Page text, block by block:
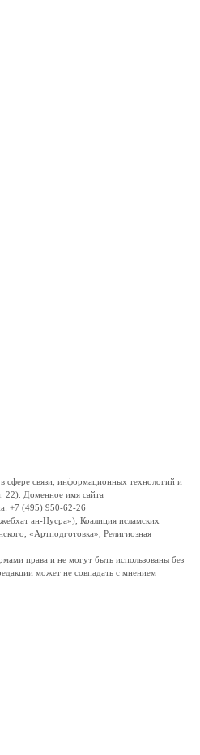
связи, информационных технологий и
22). Доменное имя сайта
+7 (495) 950-62-26
ан-Нусра»), Коалиция исламских
«Артподготовка», Религиозная
права и не могут быть использованы без
может не совпадать с мнением